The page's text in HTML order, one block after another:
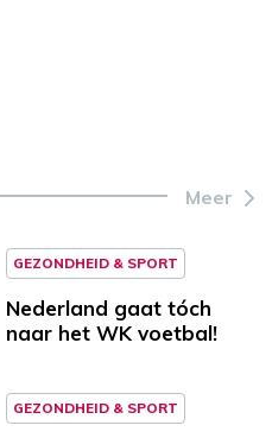
Meer
GEZONDHEID & SPORT
Nederland gaat tóch
naar het WK voetbal!
GEZONDHEID & SPORT